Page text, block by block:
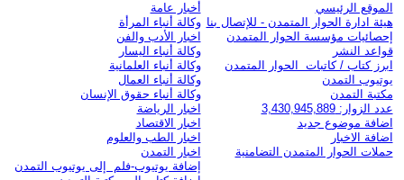
الموقع الرئيسي
هيئة ادارة الحوار المتمدن - للإتصال بنا
إحصائيات مؤسسة الحوار المتمدن
قواعد النشر
ابرز كتاب / كاتبات الحوار المتمدن
يوتيوب التمدن
مكتبة التمدن
عدد الزوار: 3,430,945,889
اضافة موضوع جديد
اضافة الاخبار
حملات الحوار المتمدن التضامنية
أخبار عامة
وكالة أنباء المرأة
اخبار الأدب والفن
وكالة أنباء اليسار
وكالة أنباء العلمانية
وكالة أنباء العمال
وكالة أنباء حقوق الإنسان
اخبار الرياضة
اخبار الاقتصاد
اخبار الطب والعلوم
اخبار التمدن
إضافة يوتيوب-فلم إلى يوتيوب التمدن